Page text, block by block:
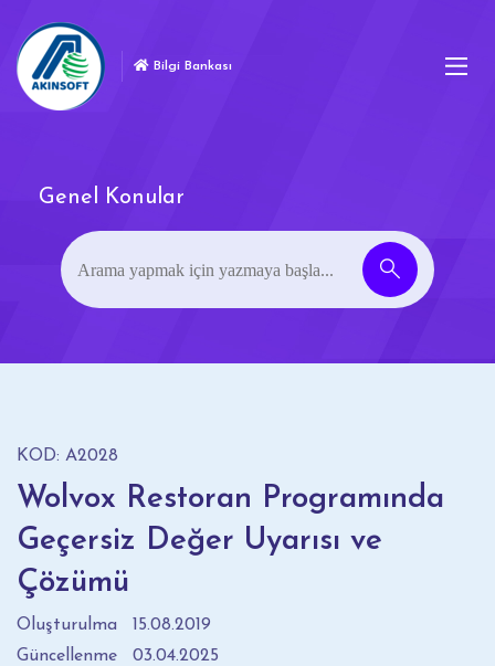
Bilgi Bankası
Genel Konular
KOD: A2028
Wolvox Restoran Programında
Geçersiz Değer Uyarısı ve
Çözümü
Oluşturulma
15.08.2019
Güncellenme
03.04.2025